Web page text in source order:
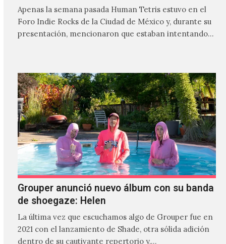
Apenas la semana pasada Human Tetris estuvo en el
Foro Indie Rocks de la Ciudad de México y, durante su
presentación, mencionaron que estaban intentando…
Grouper anunció nuevo álbum con su banda
de shoegaze: Helen
La última vez que escuchamos algo de Grouper fue en
2021 con el lanzamiento de Shade, otra sólida adición
dentro de su cautivante repertorio y,…